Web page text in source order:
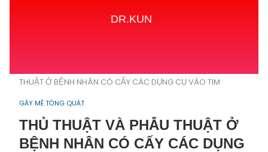
DR.KUN
THUẬT Ở BỆNH NHÂN CÓ CẤY CÁC DỤNG CỤ VÀO TIM
GÂY MÊ TỔNG QUÁT
THỦ THUẬT VÀ PHẪU THUẬT Ở
BỆNH NHÂN CÓ CẤY CÁC DỤNG